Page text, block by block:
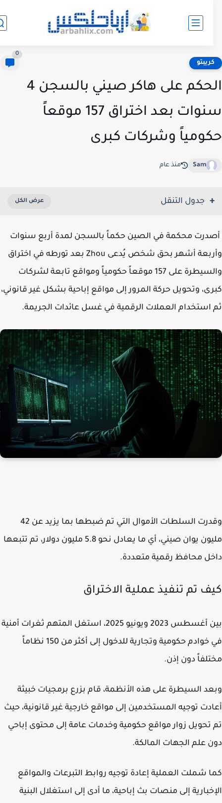
الحكم على هاكر صيني بالسجن 4
سنوات بعد اختراق 157 موقعاً
وشركات كبرى
Sam منذ عام
جدول التنقل
محكمة في الصين حكماً بالسجن لمدة أربع سنوات
وأربعة أشهر بحق شخص يُدعى Zhou بعد تورطه في اختراق
والسيطرة على 157 موقعاً حكومياً ومواقع تابعة لشركات
وتحويل حركة المرور إلى مواقع إباحية بشكل غير قانوني،
استخدام العملات الرقمية في غسل عائدات الجريمة.
وقدرت السلطات الأموال التي تم ضبطها بما يزيد عن 42
مليون يوان صيني، أي ما يعادل نحو 5.8 مليون دولار، تم تتبعها
محافظ رقمية متعددة.
تم تنفيذ عملية الاختراق
بين أغسطس 2023 ويونيو 2025، استغل المتهم ثغرات أمنية
في خوادم حكومية وتجارية للدخول إلى أكثر من 150 نظاماً
دون إذن.
السيطرة على هذه الأنظمة، قام بزرع برمجيات خبيثة
توجيه المستخدمين إلى مواقع خارجية غير قانونية، حيث
تحويل زوار مواقع حكومية وخدمات عامة إلى محتوى إباحي
علم الجهات المالكة.
شملت العملية إعادة توجيه روابط التبرعات والمواقع
إلى منصات بث إباحية، ما أدى إلى استغلال البنية